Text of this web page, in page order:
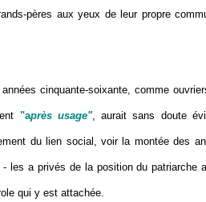
pères aux yeux de leur propre
cinquante-soixante, comme
"après usage", aurait sans doute
du lien social, voir la montée des
les a privés de la position du patriarche
qui y est attachée.